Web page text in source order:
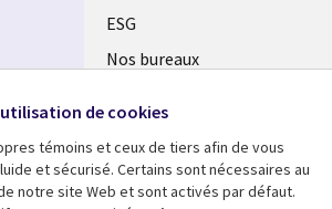
ESG
Nos bureaux
de cookies
témoins et ceux de tiers afin de vous
et sécurisé. Certains sont nécessaires au
notre site Web et sont activés par défaut.